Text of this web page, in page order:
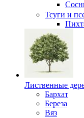
Тсуги и
Лиственные
Бархат
Береза
Вяз